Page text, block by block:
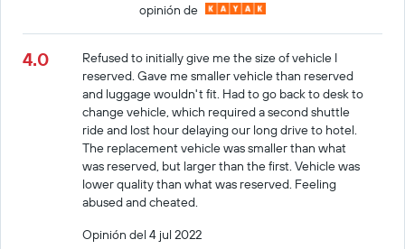
opinión de
4.0
Refused to initially give me the size of vehicle I
reserved. Gave me smaller vehicle than reserved
and luggage wouldn't fit. Had to go back to desk to
change vehicle, which required a second shuttle
ride and lost hour delaying our long drive to hotel.
The replacement vehicle was smaller than what
was reserved, but larger than the first. Vehicle was
lower quality than what was reserved. Feeling
abused and cheated.
Opinión del 4 jul 2022